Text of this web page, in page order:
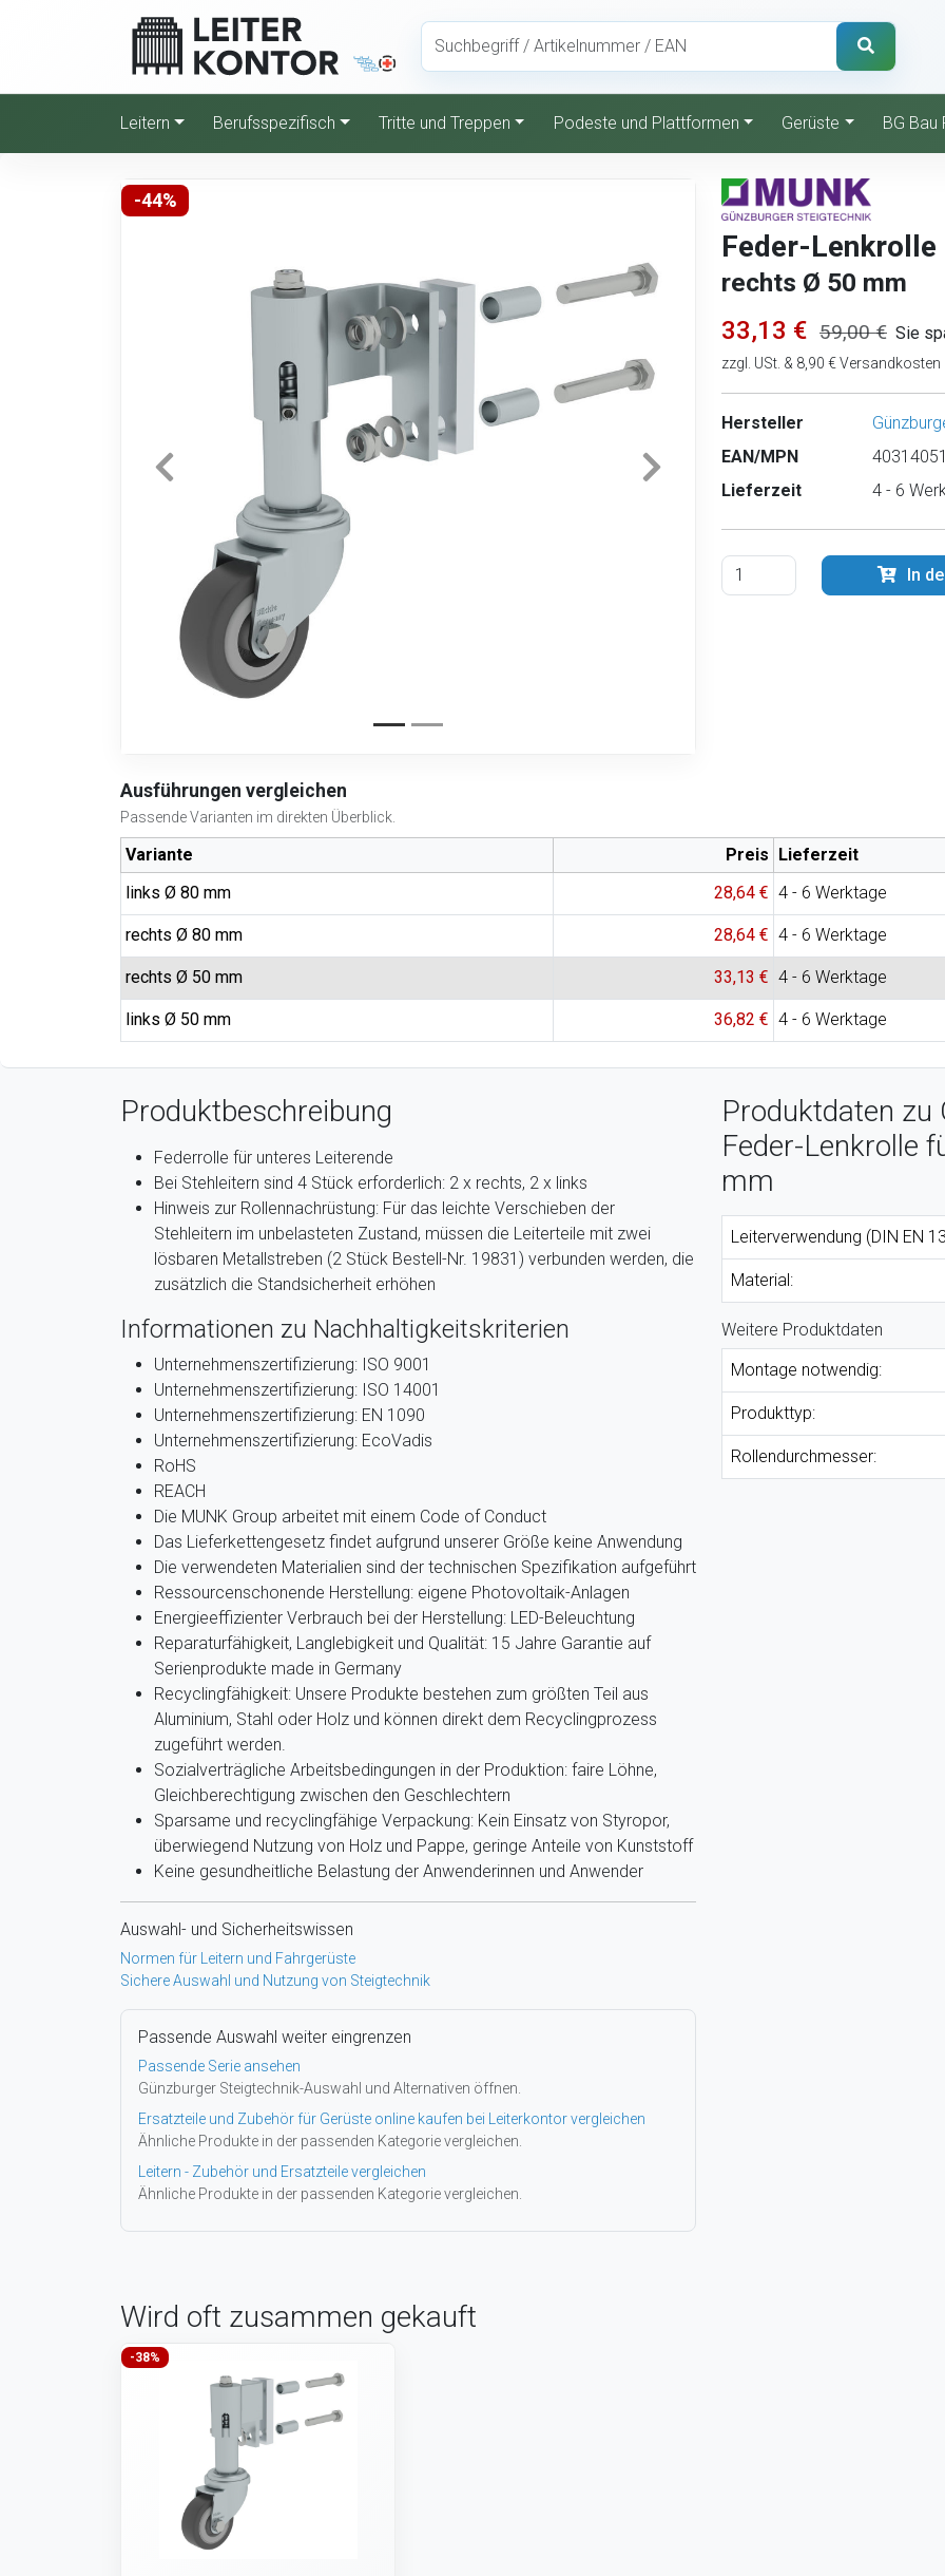
Leitern Berufsspezifisch Tritte und Treppen Podeste und Plattformen Gerüste BG Bau
-44%
Feder-
rechts Ø 50 mm
33,13 € 59,00 € Sie
zzgl. USt. & 8,90 € Versandkosten
Hersteller
EAN/MPN
Lieferzeit
4 - 6
In
Ausführungen vergleichen
Passende Varianten im direkten Überblick.
Variante Preis Lieferzeit
links Ø 80 mm
28,64 € 4 - 6 Werktage
rechts Ø 80 mm 28,64 € 4 - 6 Werktage
rechts Ø 50 mm 33,13 € 4 - 6 Werktage
links Ø 50 mm 36,82 € 4 - 6 Werktage
Produktbeschreibung
Federrolle für unteres Leiterende
Bei Stehleitern sind 4 Stück erforderlich: 2 x rechts, 2 x links
Hinweis zur Rollennachrüstung: Für das leichte Verschieben der
Stehleitern im unbelasteten Zustand, müssen die Leiterteile mit zwei
lösbaren Metallstreben (2 Stück Bestell-Nr. 19831) verbunden werden, die
zusätzlich die Standsicherheit erhöhen
Informationen zu Nachhaltigkeitskriterien
Unternehmenszertifizierung: ISO 9001
Unternehmenszertifizierung: ISO 14001
Unternehmenszertifizierung: EN 1090
Unternehmenszertifizierung: EcoVadis
RoHS
REACH
Die MUNK Group arbeitet mit einem Code of Conduct
Das Lieferkettengesetz findet aufgrund unserer Größe keine Anwendung
Die verwendeten Materialien sind der technischen Spezifikation aufgeführt
Ressourcenschonende Herstellung: eigene Photovoltaik-Anlagen
Energieeffizienter Verbrauch bei der Herstellung: LED-Beleuchtung
Reparaturfähigkeit, Langlebigkeit und Qualität: 15 Jahre Garantie auf
Serienprodukte made in Germany
Recyclingfähigkeit: Unsere Produkte bestehen zum größten Teil aus
Aluminium, Stahl oder Holz und können direkt dem Recyclingprozess
zugeführt werden.
Sozialverträgliche Arbeitsbedingungen in der Produktion: faire Löhne,
Gleichberechtigung zwischen den Geschlechtern
Sparsame und recyclingfähige Verpackung: Kein Einsatz von Styropor,
überwiegend Nutzung von Holz und Pappe, geringe Anteile von Kunststoff
Keine gesundheitliche Belastung der Anwenderinnen und Anwender
Auswahl- und Sicherheitswissen
Normen für Leitern und Fahrgerüste
Sichere Auswahl und Nutzung von Steigtechnik
Passende Auswahl weiter eingrenzen
Passende Serie ansehen
Günzburger Steigtechnik-Auswahl und Alternativen öffnen.
Ersatzteile und Zubehör für Gerüste online kaufen bei Leiterkontor vergleichen
Ähnliche Produkte in der passenden Kategorie vergleichen.
Leitern - Zubehör und Ersatzteile vergleichen
Ähnliche Produkte in der passenden Kategorie vergleichen.
Produktdaten zu
Feder-Lenkrolle
mm
Leiterverwendung (DIN EN
Material:
Weitere Produktdaten
Montage notwendig:
Produkttyp:
Rollendurchmesser:
Wird oft zusammen gekauft
-38%